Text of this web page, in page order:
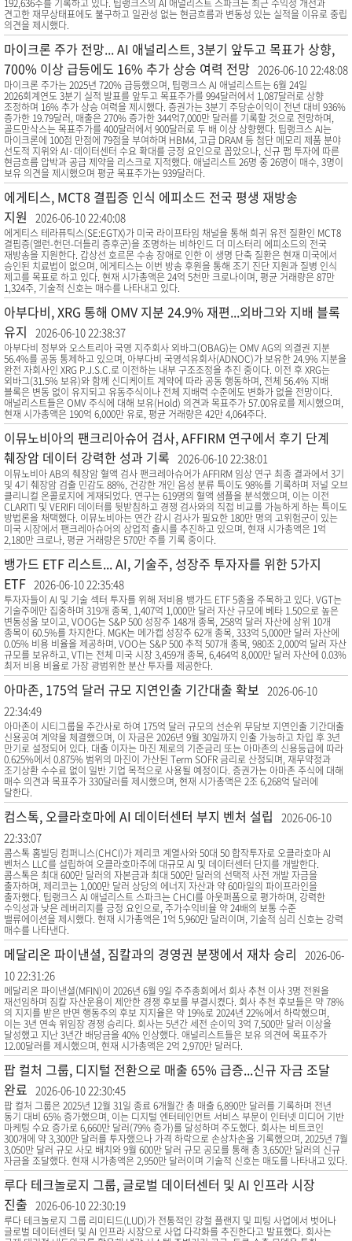
192,636주를 기록하고 있다. 팁랭크스의 AI 애널리스트 스파크는 최근 수익성 개선과
견고한 재무상태표에도 불구하고 일관성 없는 현금흐름과 변동성 있는 실적을 이유로 중립
의견을 제시했다.
마이크론 주가 전망... AI 애널리스트, 3분기 앞두고 목표가 상향,
700% 이상 급등에도 16% 추가 상승 여력 전망 2026-06-10 22:48:08
마이크론 주가는 2025년 720% 급등했으며, 팁랭크스 AI 애널리스트는 6월 24일
2026회계연도 3분기 실적 발표를 앞두고 목표주가를 994달러에서 1,087달러로 상향
조정하며 16% 추가 상승 여력을 제시했다. 증권가는 3분기 주당순이익이 전년 대비 936%
증가한 19.79달러, 매출은 270% 증가한 344억7,000만 달러를 기록할 것으로 전망하며,
골드만삭스는 목표주가를 400달러에서 900달러로 두 배 이상 상향했다. 팁랭크스 AI는
마이크론에 100점 만점에 79점을 부여하며 HBM4, 고급 DRAM 등 첨단 메모리 제품 분야
선도적 지위와 AI·데이터센터 수요 확대를 긍정 요인으로 꼽았으나, 신규 팹 투자에 따른
현금흐름 압박과 공급 제약을 리스크로 지적했다. 애널리스트 26명 중 26명이 매수, 3명이
보유 의견을 제시했으며 평균 목표주가는 939달러다.
에게티스, MCT8 결핍증 인식 에피소드 전국 평생 재방송
지원
2026-06-10 22:40:08
에게티스 테라퓨틱스(SE:EGTX)가 미국 라이프타임 채널을 통해 희귀 유전 질환인 MCT8
결핍증(앨런-헌던-더들리 증후군)을 조명하는 비하인드 더 미스터리 에피소드의 전국
재방송을 지원한다. 갑상선 호르몬 수송 장애로 인한 이 생명 단축 질환은 현재 미국에서
승인된 치료법이 없으며, 에게티스는 이번 방송 후원을 통해 조기 진단 지원과 질병 인식
제고를 목표로 하고 있다. 현재 시가총액은 24억 5천만 크로나이며, 평균 거래량은 87만
1,324주, 기술적 신호는 매수를 나타내고 있다.
아부다비, XRG 통해 OMV 지분 24.9% 재편...외바그와 지배 블록
유지
2026-06-10 22:38:37
아부다비 정부와 오스트리아 국영 지주회사 외바그(OBAG)는 OMV AG의 의결권 지분
56.4%를 공동 통제하고 있으며, 아부다비 국영석유회사(ADNOC)가 보유한 24.9% 지분을
완전 자회사인 XRG P.J.S.C.로 이전하는 내부 구조조정을 추진 중이다. 이전 후 XRG는
외바그(31.5% 보유)와 함께 신디케이트 계약에 따라 공동 행동하며, 전체 56.4% 지배
블록은 변동 없이 유지되고 유동주식이나 전체 지배력 수준에도 변화가 없을 전망이다.
애널리스트들은 OMV 주식에 대해 보유(Hold) 의견과 목표주가 57.00유로를 제시했으며,
현재 시가총액은 190억 6,000만 유로, 평균 거래량은 42만 4,064주다.
이뮤노비아의 팬크리아슈어 검사, AFFIRM 연구에서 후기 단계
췌장암 데이터 강력한 성과 기록 2026-06-10 22:38:01
이뮤노비아 AB의 췌장암 혈액 검사 팬크레아슈어가 AFFIRM 임상 연구 최종 결과에서 3기
및 4기 췌장암 검출 민감도 88%, 건강한 개인 음성 분류 특이도 98%를 기록하며 저널 오브
클리니컬 온콜로지에 게재되었다. 연구는 619명의 혈액 샘플을 분석했으며, 이는 이전
CLARITI 및 VERIFI 데이터를 뒷받침하고 경쟁 검사와의 직접 비교를 가능하게 하는 특이도
방법론을 채택했다. 이뮤노비아는 연간 감시 검사가 필요한 180만 명의 고위험군이 있는
미국 시장에서 팬크레아슈어의 상업적 출시를 추진하고 있으며, 현재 시가총액은 1억
2,180만 크로나, 평균 거래량은 570만 주를 기록 중이다.
뱅가드 ETF 리스트... AI, 기술주, 성장주 투자자를 위한 5가지
ETF 2026-06-10 22:35:48
투자자들이 AI 및 기술 섹터 투자를 위해 저비용 뱅가드 ETF 5종을 주목하고 있다. VGT는
기술주에만 집중하며 319개 종목, 1,407억 1,000만 달러 자산 규모에 베타 1.50으로 높은
변동성을 보이고, VOOG는 S&P 500 성장주 148개 종목, 258억 달러 자산에 상위 10개
종목이 60.5%를 차지한다. MGK는 메가캡 성장주 62개 종목, 333억 5,000만 달러 자산에
0.05% 비용 비율을 제공하며, VOO는 S&P 500 추적 507개 종목, 980조 2,000억 달러 자산
규모를 보유하고, VTI는 전체 미국 시장 3,459개 종목, 6,464억 8,000만 달러 자산에 0.03%
최저 비용 비율로 가장 광범위한 분산 투자를 제공한다.
아마존, 175억 달러 규모 지연인출 기간대출 확보 2026-06-10
22:34:49
아마존이 시티그룹을 주간사로 하여 175억 달러 규모의 선순위 무담보 지연인출 기간대출
신용공여 계약을 체결했으며, 이 자금은 2026년 9월 30일까지 인출 가능하고 차입 후 3년
만기로 설정되어 있다. 대출 이자는 마진 제로의 기준금리 또는 아마존의 신용등급에 따라
0.625%에서 0.875% 범위의 마진이 가산된 Term SOFR 금리로 산정되며, 재무약정과
조기상환 수수료 없이 일반 기업 목적으로 사용될 예정이다. 증권가는 아마존 주식에 대해
매수 의견과 목표주가 330달러를 제시했으며, 현재 시가총액은 2조 6,268억 달러에
달한다.
컴스톡, 오클라호마에 AI 데이터센터 부지 벤처 설립
2026-06-10
22:33:07
콤스톡 홈빌딩 컴퍼니스(CHCI)가 제리코 계열사와 50대 50 합작투자로 오클라호마 AI
벤처스 LLC를 설립하여 오클라호마주에 대규모 AI 및 데이터센터 단지를 개발한다.
콤스톡은 최대 600만 달러의 자본금과 최대 500만 달러의 선택적 사전 개발 자금을
출자하며, 제리코는 1,000만 달러 상당의 에너지 자산과 약 60마일의 파이프라인을
출자했다. 팁랭크스 AI 애널리스트 스파크는 CHCI를 아웃퍼폼으로 평가하며, 강력한
수익성과 낮은 레버리지를 긍정 요인으로, 주가수익비율 약 24배의 보통 수준
밸류에이션을 제시했다. 현재 시가총액은 1억 5,960만 달러이며, 기술적 심리 신호는 강력
매수를 나타낸다.
메달리온 파이낸셜, 짐칼과의 경영권 분쟁에서 재차 승리
2026-06-
10 22:31:26
메달리온 파이낸셜(MFIN)이 2026년 6월 9일 주주총회에서 회사 추천 이사 3명 전원을
재선임하며 짐칼 자산운용이 제안한 경쟁 후보를 부결시켰다. 회사 추천 후보들은 약 78%
의 지지를 받은 반면 행동주의 후보 지지율은 약 19%로 2024년 22%에서 하락했으며,
이는 3년 연속 위임장 경쟁 승리다. 회사는 5년간 세전 순이익 3억 7,500만 달러 이상을
달성했고 지난 3년간 배당금을 40% 인상했다. 애널리스트들은 보유 의견에 목표주가
12.00달러를 제시했으며, 현재 시가총액은 2억 2,970만 달러다.
팝 컬처 그룹, 디지털 전환으로 매출 65% 급증...신규 자금 조달
완료 2026-06-10 22:30:45
팝 컬처 그룹은 2025년 12월 31일 종료 6개월간 총 매출 6,890만 달러를 기록하며 전년
동기 대비 65% 증가했으며, 이는 디지털 엔터테인먼트 서비스 부문이 인터넷 미디어 기반
마케팅 수요 증가로 6,660만 달러(79% 증가)를 달성하며 주도했다. 회사는 비트코인
300개에 약 3,300만 달러를 투자했으나 가격 하락으로 손상차손을 기록했으며, 2025년 7월
3,050만 달러 규모 사모 배치와 9월 600만 달러 규모 공모를 통해 총 3,650만 달러의 신규
자금을 조달했다. 현재 시가총액은 2,950만 달러이며 기술적 신호는 매도를 나타내고 있다.
루다 테크놀로지 그룹, 글로벌 데이터센터 및 AI 인프라 시장
진출 2026-06-10 22:30:19
루다 테크놀로지 그룹 리미티드(LUD)가 전통적인 강철 플랜지 및 피팅 사업에서 벗어나
글로벌 데이터센터 및 AI 인프라 시장으로 사업 다각화를 추진한다고 발표했다. 회사는